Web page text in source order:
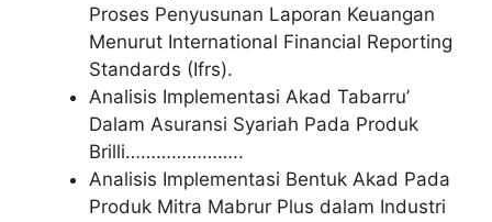
Proses Penyusunan Laporan Keuangan
Menurut International Financial Reporting
Standards (Ifrs).
Analisis Implementasi Akad Tabarru’
Dalam Asuransi Syariah Pada Produk
Brilli…………………..
Analisis Implementasi Bentuk Akad Pada
Produk Mitra Mabrur Plus dalam Industri